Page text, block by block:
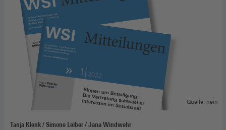
Tanja Klenk / Simone Leiber / Jana Windwehr
Quelle: nein